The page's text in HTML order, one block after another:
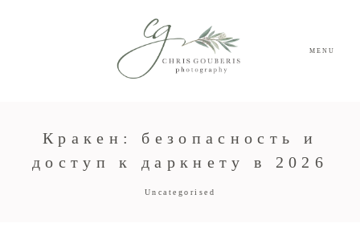
MENU
Кракен: безопасность и
доступ к даркнету в 2026
Uncategorised